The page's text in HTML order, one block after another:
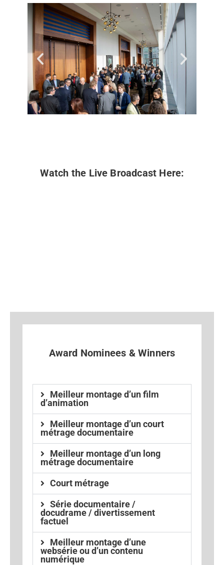
Watch the Live Broadcast Here:
Award Nominees & Winners
Meilleur montage d’un film
d’animation
Meilleur montage d’un court
métrage documentaire
Meilleur montage d’un long
métrage documentaire
Court métrage
Série documentaire /
docudrame / divertissement
factuel
Meilleur montage d’une
websérie ou d’un contenu
numérique